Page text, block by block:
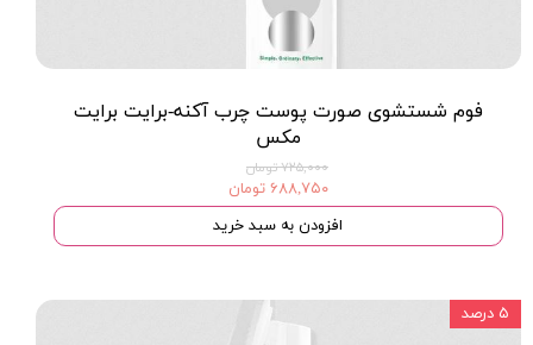
فوم شستشوی صورت پوست چرب آکنه-برایت برایت
مکس
۷۲۵,۰۰۰ تومان
۶۸۸,۷۵۰ تومان
افزودن به سبد خرید
۵ درصد